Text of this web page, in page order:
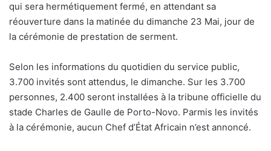
qui sera hermétiquement fermé, en attendant sa
réouverture dans la matinée du dimanche 23 Mai, jour de
la cérémonie de prestation de serment.
Selon les informations du quotidien du service public,
3.700 invités sont attendus, le dimanche. Sur les 3.700
personnes, 2.400 seront installées à la tribune officielle du
stade Charles de Gaulle de Porto-Novo. Parmis les invités
à la cérémonie, aucun Chef d’État Africain n’est annoncé.